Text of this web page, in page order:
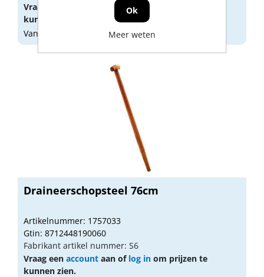
Vraag een
aan oflog in
kunnen zien.
Vandaag besteld, morgen geleverd
Draineerschopsteel 76cm
Artikelnummer: 1757033
Gtin: 8712448190060
Fabrikant artikel nummer: S6
Vraag een account aan of log in om prijzen te
kunnen zien.
Ok
Meer weten